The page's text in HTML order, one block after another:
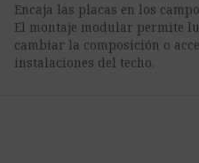
Encaja las placas en los
El montaje modular permite
cambiar la composición o
instalaciones del techo.